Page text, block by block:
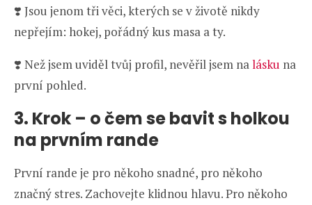
❣️ Jsou jenom tři věci, kterých se v životě nikdy
nepřejím: hokej, pořádný kus masa a ty.
❣️ Než jsem uviděl tvůj profil, nevěřil jsem nalásku na
první pohled.
3. Krok – o čem se bavit s holkou
na prvním rande
První rande je pro někoho snadné, pro někoho
značný stres. Zachovejte klidnou hlavu. Pro někoho